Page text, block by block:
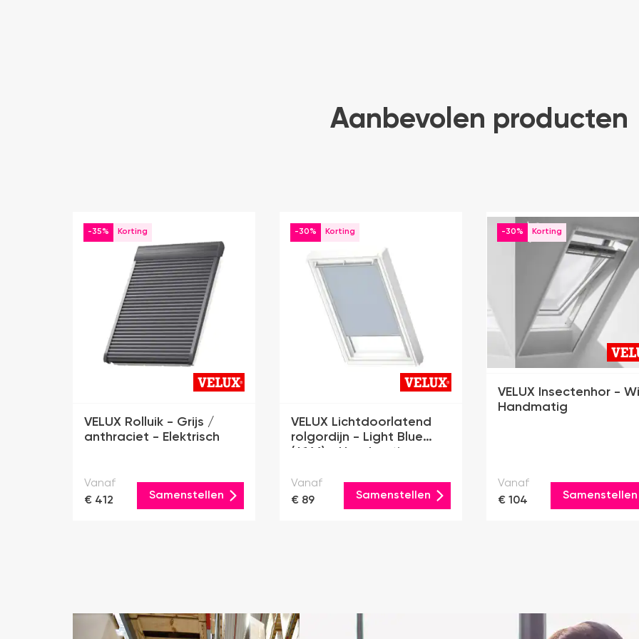
Aanbevolen producten
-35%
VELUX Rolluik - Grijs /
anthraciet - Elektrisch
Vanaf
€ 412
Samenstellen
-30%
VELUX Lichtdoorlatend
rolgordijn - Light Blue
(4166) - Handmatig
Vanaf
€ 89
Samenstellen
-30%
VELUX Insectenhor -
Handmatig
Vanaf
€ 104
Samenstellen